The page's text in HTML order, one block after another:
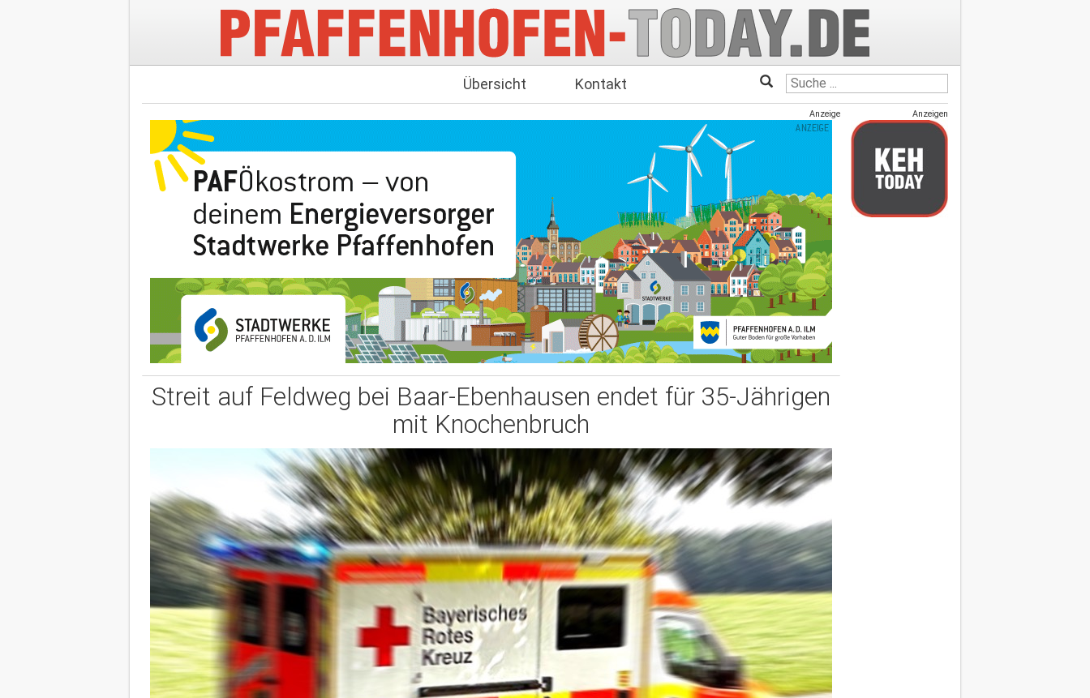
Übersicht Kontakt
Anzeige
Streit auf Feldweg bei Baar-Ebenhausen endet für 35-Jährigen
mit Knochenbruch
Anzeigen